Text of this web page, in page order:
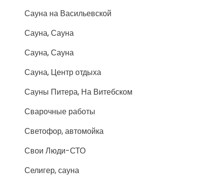
Сауна на Васильевской
Сауна, Сауна
Сауна, Сауна
Сауна, Центр отдыха
Сауны Питера, На Витебском
Сварочные работы
Светофор, автомойка
Свои Люди-СТО
Селигер, сауна